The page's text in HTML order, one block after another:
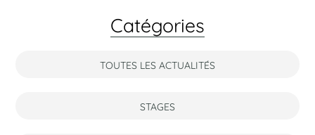
Catégories
TOUTES LES ACTUALITÉS
STAGES